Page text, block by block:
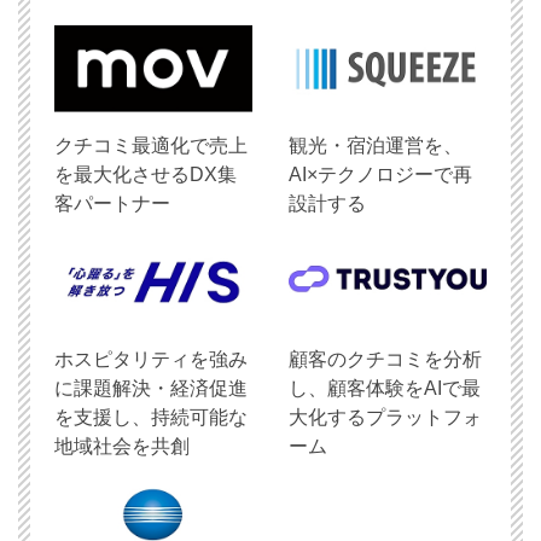
クチコミ最適化で売上
を最大化させるDX集
客パートナー
観光・宿泊運営を、
AI×テクノロジーで再
設計する
ホスピタリティを強み
に課題解決・経済促進
を支援し、持続可能な
地域社会を共創
顧客のクチコミを分析
し、顧客体験をAIで最
大化するプラットフォ
ーム